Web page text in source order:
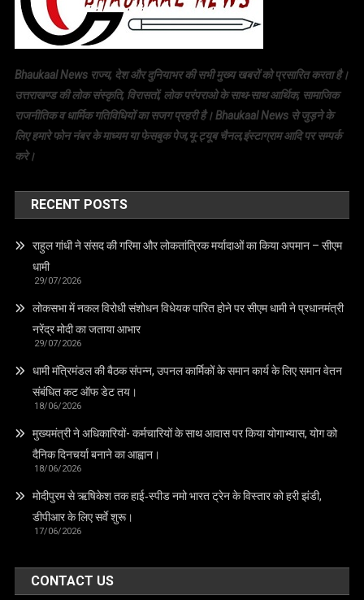
Bhaukaal News राज्य, देश और दुनियाभर की सभी मुख्य खबरों को प्रसारित करता है।
उत्तराखण्ड की लोक संस्कृति, विरासतों, लोक परंपराओ के साथ-साथ आर्थिक, सामाजिक
राजनीतिक व धार्मिक गतिविधियों का सजग प्रहरी है। Bhaukaal News से जुड़ने के
लिए हमारे फोन नंबर के माध्यम या फेसबुक पेज,यू-ट्यूब चैनल,इंस्टाग्राम आदि पर सम्पर्क
करे।
RECENT POSTS
राहुल गांधी ने संसद की गरिमा और लोकतांत्रिक मर्यादाओं का किया अपमान – सीएम
धामी
29/07/2026
लोकसभा में नकल विरोधी संशोधन विधेयक पारित होने पर सीएम धामी ने प्रधानमंत्री
नरेंद्र मोदी का जताया आभार
29/07/2026
धामी मंत्रिमंडल की बैठक संपन्न, उपनल कार्मिकों के समान कार्य के लिए समान वेतन
संबंधित कट ऑफ डेट तय।
18/06/2026
मुख्यमंत्री ने अधिकारियों- कर्मचारियों के साथ आवास पर किया योगाभ्यास, योग को
दैनिक दिनचर्या बनाने का आह्वान।
18/06/2026
मोदीपुरम से ऋषिकेश तक हाई‑स्पीड नमो भारत ट्रेन के विस्तार को हरी झंडी,
डीपीआर के लिए सर्वे शुरू।
17/06/2026
CONTACT US